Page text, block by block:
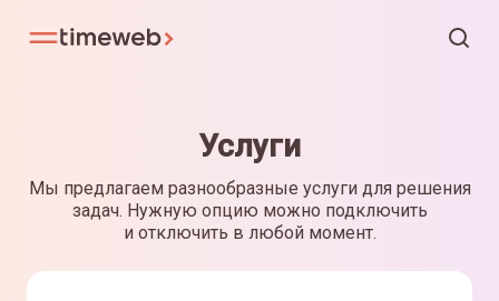
Услуги
Мы предлагаем разнообразные услуги для решения
задач. Нужную опцию можно подключить
и отключить в любой момент.